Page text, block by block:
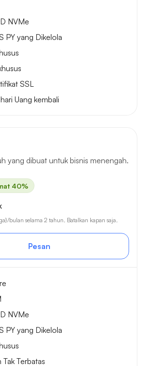
NVMe
PY yang Dikelola
SSL
Uang kembali
yang dibuat untuk bisnis menengah.
40%
bulan selama 2 tahun. Batalkan kapan saja.
Pesan
NVMe
PY yang Dikelola
Terbatas